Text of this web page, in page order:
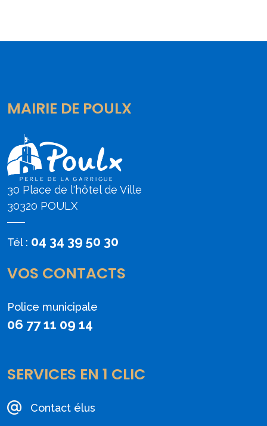
MAIRIE DE POULX
30 Place de l'hôtel de Ville
30320 POULX
Tél : 04 34 39 50 30
VOS CONTACTS
Police municipale
06 77 11 09 14
SERVICES EN 1 CLIC
Contact élus